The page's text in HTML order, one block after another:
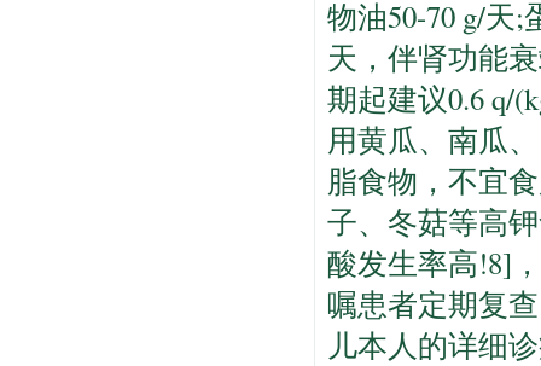
物油50-70 g/天
天，伴肾功能
期起建议0.6 q/
用黄瓜、南瓜、
脂食物，不宜
子、冬菇等高
酸发生率高!8]
嘱患者定期复
儿本人的详细